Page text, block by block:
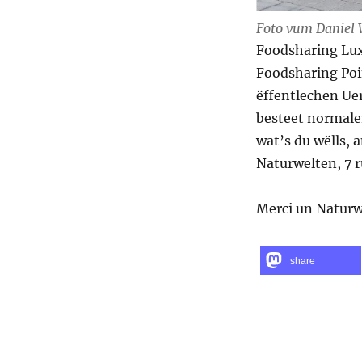
Foto vum Daniel
Foodsharing
Foodsharing
ëffentlechen
besteet
wat’s du wëlls,
Naturwelten, 7
Merci un
share